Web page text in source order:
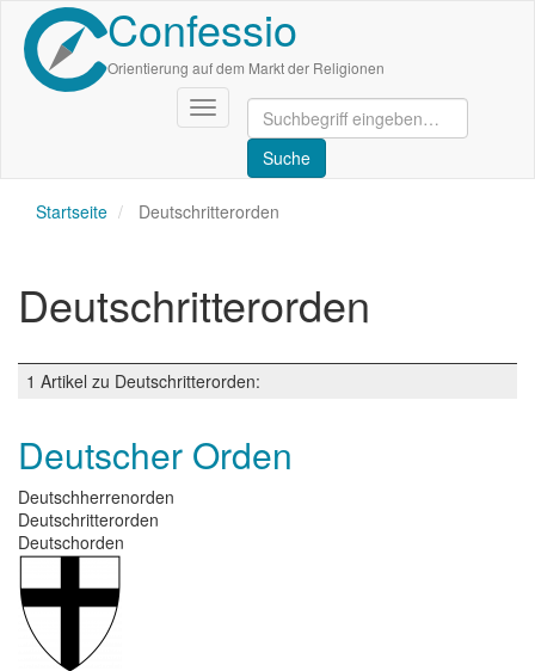
Direkt
zum
Inhalt
Confessio
Orientierung auf dem Markt der Religionen
Navigation
aktivieren/deaktivieren
Startseite Deutschritterorden
Deutschritterorden
1 Artikel zu Deutschritterorden:
Deutscher Orden
Deutschherrenorden
Deutschritterorden
Deutschorden